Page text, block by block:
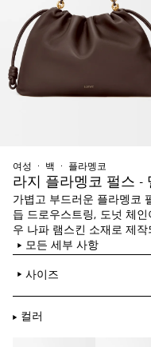
여성 백 플라멩코
라지 플라멩코 펄스 -
가볍고 부드러운 플라멩코
듭 드로우스트링, 도넛 체
우 나파 램스킨 소재로 제작
모든 세부 사항
사이즈
컬러